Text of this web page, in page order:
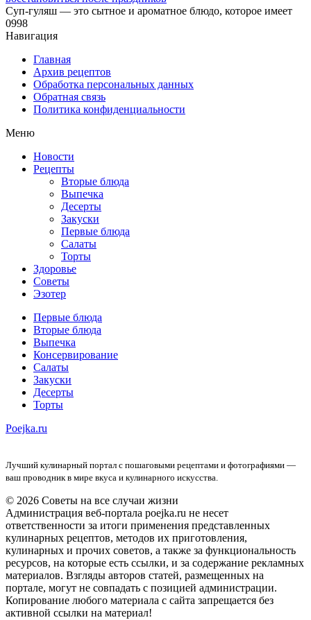
Суп-гуляш — это сытное и ароматное блюдо, которое имеет
0998
Навигация
Главная
Архив рецептов
Обработка персональных данных
Обратная связь
Политика конфиденциальности
Меню
Новости
Рецепты
Вторые блюда
Выпечка
Десерты
Закуски
Первые блюда
Салаты
Торты
Здоровье
Советы
Эзотер
Первые блюда
Вторые блюда
Выпечка
Консервирование
Салаты
Закуски
Десерты
Торты
Poejka.ru
Лучший кулинарный портал с пошаговыми рецептами и фотографиями —
ваш проводник в мире вкуса и кулинарного искусства.
© 2026 Советы на все случаи жизни
Администрация веб-портала poejka.ru не несет
ответственности за итоги применения представленных
кулинарных рецептов, методов их приготовления,
кулинарных и прочих советов, а также за функциональность
ресурсов, на которые есть ссылки, и за содержание рекламных
материалов. Взгляды авторов статей, размещенных на
портале, могут не совпадать с позицией администрации.
Копирование любого материала с сайта запрещается без
активной ссылки на материал!